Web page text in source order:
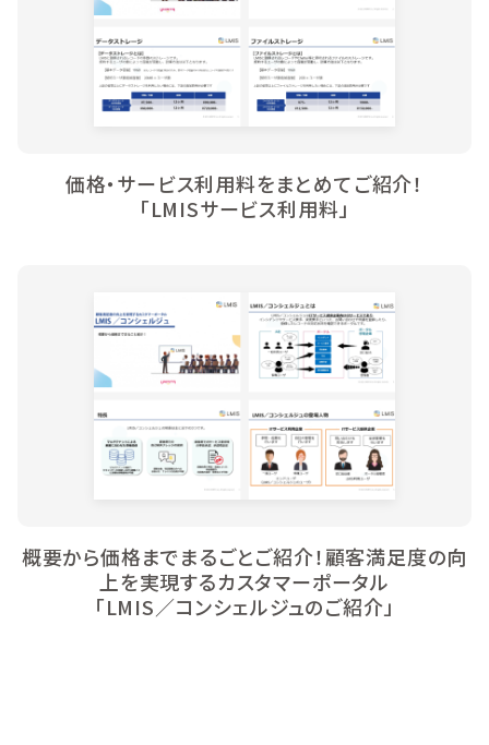
価格・サービス利用料をまとめてご紹介！
「LMISサービス利用料」
概要から価格までまるごとご紹介！顧客満足度の向
上を実現するカスタマーポータル
「LMIS／コンシェルジュのご紹介」